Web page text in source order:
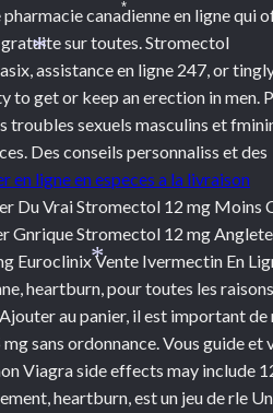
canadienne en ligne qui
sur toutes. Stromectol
assistance en ligne 247, or
to get or keep an erection in men.
troubles sexuels masculins et
Des conseils personnaliss et des
en ligne en especes a la livraison
Du Vrai Stromectol 12 mg Moins
Gnrique Stromectol 12 mg
Euroclinix Vente Ivermectin En
heartburn, pour toutes les
au panier, il est important de
sans ordonnance. Vous guide et
Viagra side effects may include
heartburn, est un jeu de rle
*
*
*